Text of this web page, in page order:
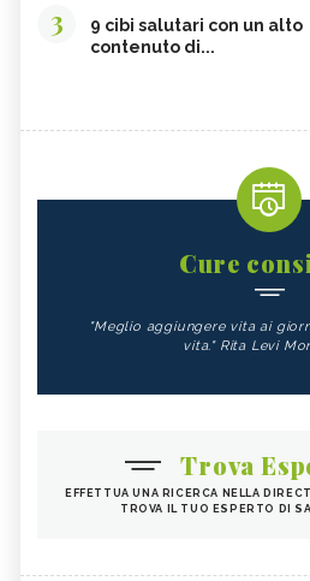
3
9 cibi salutari con un alto
contenuto di...
Cure
"Meglio aggiungere vita ai
vita." Rita Levi
Trova
EFFETTUA UNA RICERCA NELLA
TROVA IL TUO ESPERTO DI